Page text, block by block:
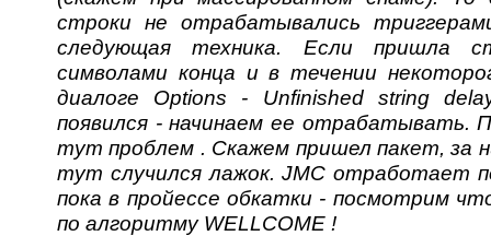
строки не отрабатывались
следующая техника. Если пришла
символами конца и в течении
диалоге Options - Unfinished string
появился - начинаем ее отрабатывать.
тут проблем . Скажем пришел пакет, за
тут случился лажок. JMC отработает
пока в пройессе обкатки - посмотрим
по алгоритму WELLCOME !